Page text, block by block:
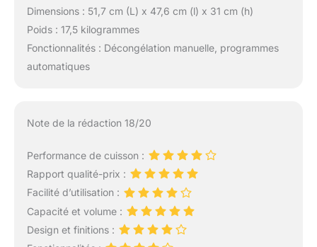
Dimensions : 51,7 cm (L) x 47,6 cm (l) x 31 cm (h)
Poids : 17,5 kilogrammes
Fonctionnalités : Décongélation manuelle, programmes
automatiques
Note de la rédaction 18/20
Performance de cuisson :
Rapport qualité-prix :
Facilité d’utilisation :
Capacité et volume :
Design et finitions :